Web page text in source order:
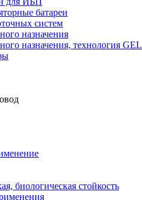
батареи
систем
назначения
назначения, технология GEL
биологическая стойкость